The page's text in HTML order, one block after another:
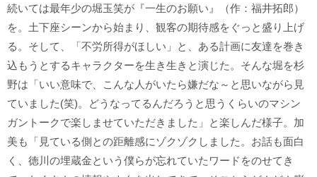
続いては最年少の堀玉笑が『一生のお願い』（作：福井拓郎）
を。土下座シーンから始まり、観客の期待感をぐっと盛り上げ
る。そして、「不労所得がほしい」と、ある計画に友達を巻き
込もうとするキャラクターを生き生きと演じた。そんな堀を杉
野は「いい意味で、こんな人がいたら嫌だな～と思いながら見
ていました(笑)。どうなってるんだろうと思うくらいのマシン
ガントークで楽しませていただきました」と楽しんだ様子。加
美も「見ている側との距離感にゾクゾクしました。お話も面白
く、徳川の埋蔵金という僕らが忘れていたワードをのせてき